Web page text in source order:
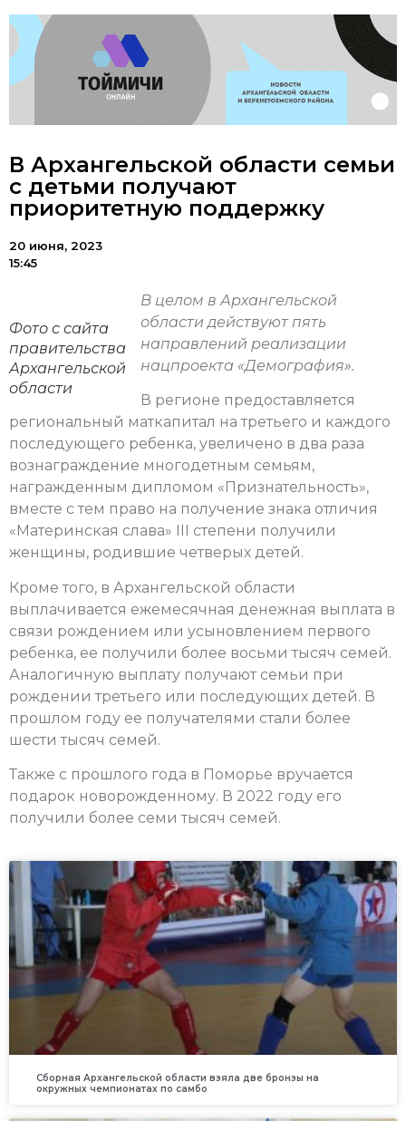
В Архангельской области семьи
с детьми получают
приоритетную поддержку
20 июня, 2023
15:45
Фото с сайта
правительства
Архангельской
области
В целом в Архангельской
области действуют пять
направлений реализации
нацпроекта «Демография».
В регионе предоставляется
региональный маткапитал на третьего и каждого
последующего ребенка, увеличено в два раза
вознаграждение многодетным семьям,
награжденным дипломом «Признательность»,
вместе с тем право на получение знака отличия
«Материнская слава» III степени получили
женщины, родившие четверых детей.
Кроме того, в Архангельской области
выплачивается ежемесячная денежная выплата в
связи рождением или усыновлением первого
ребенка, ее получили более восьми тысяч семей.
Аналогичную выплату получают семьи при
рождении третьего или последующих детей. В
прошлом году ее получателями стали более
шести тысяч семей.
Также с прошлого года в Поморье вручается
подарок новорожденному. В 2022 году его
получили более семи тысяч семей.
Сборная Архангельской области взяла две бронзы на
окружных чемпионатах по самбо